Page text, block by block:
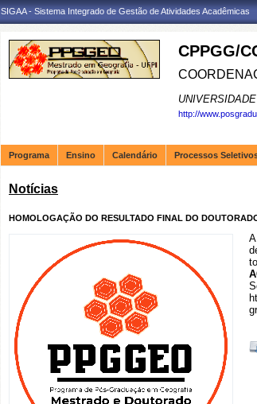
SIGAA - Sistema Integrado de Gestão de Atividades Acadêmicas
CPPGG/
http://
Programa Ensino Calendário Processos
Notícias
HOMOLOGAÇÃO DO RESULTADO FINAL DO